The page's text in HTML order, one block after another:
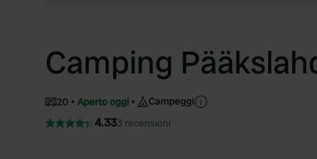
Camping
20 Aperto oggi Campeggi
4.333 recensioni